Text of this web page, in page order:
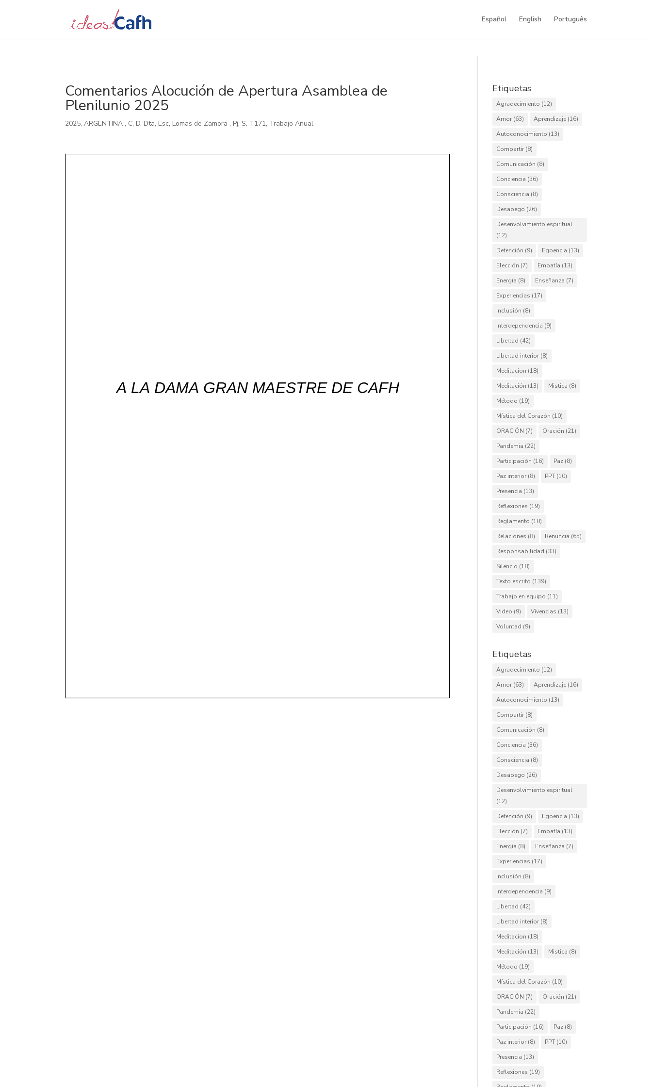
Español English Português
Comentarios Alocución de Apertura Asamblea de
Plenilunio 2025
2025,ARGENTINA , C,D,Dta,Esc,Lomas de Zamora ,Pj,S, T171, Trabajo Anual
Etiquetas
Agradecimiento (12)
Amor (63) Aprendizaje (16)
Autoconocimiento (13)
Compartir (8)
Comunicación (8)
Conciencia (36)
Consciencia (8)
Desapego (26)
Desenvolvimiento espiritual
(12)
Detención (9) Egoencia (13)
Elección (7) Empatía (13)
Energía (8) Enseñanza (7)
Experiencias (17)
Inclusión (8)
Interdependencia (9)
Libertad (42)
Libertad interior (8)
Meditacion (18)
Meditación (13) Mistica (8)
Método (19)
Mística del Corazón (10)
ORACIÓN (7) Oración (21)
Pandemia (22)
Participación (16) Paz (8)
Paz interior (8) PPT (10)
Presencia (13)
Reflexiones (19)
Reglamento (10)
Relaciones (8) Renuncia (65)
Responsabilidad (33)
Silencio (18)
Texto escrito (139)
Trabajo en equipo (11)
Video (9) Vivencias (13)
Voluntad (9)
Etiquetas
Agradecimiento (12)
Amor (63) Aprendizaje (16)
Autoconocimiento (13)
Compartir (8)
Comunicación (8)
Conciencia (36)
Consciencia (8)
Desapego (26)
Desenvolvimiento espiritual
(12)
Detención (9) Egoencia (13)
Elección (7) Empatía (13)
Energía (8) Enseñanza (7)
Experiencias (17)
Inclusión (8)
Interdependencia (9)
Libertad (42)
Libertad interior (8)
Meditacion (18)
Meditación (13) Mistica (8)
Método (19)
Mística del Corazón (10)
ORACIÓN (7) Oración (21)
Pandemia (22)
Participación (16) Paz (8)
Paz interior (8) PPT (10)
Presencia (13)
Reflexiones (19)